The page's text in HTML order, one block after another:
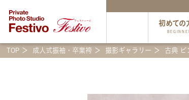
初めての
TOP 成人式振袖・卒業袴 撮影ギャラリー 古典 ピ